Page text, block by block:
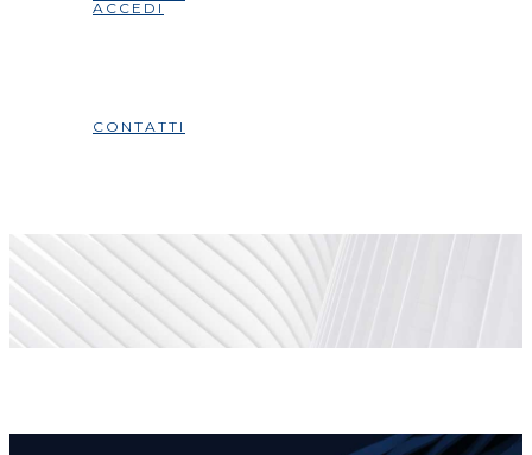
ACCEDI
CONTATTI